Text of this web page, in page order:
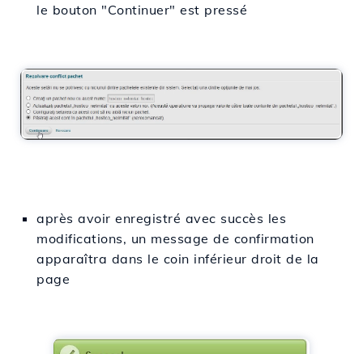
le bouton "Continuer" est pressé
après avoir enregistré avec succès les
modifications, un message de confirmation
apparaîtra dans le coin inférieur droit de la
page